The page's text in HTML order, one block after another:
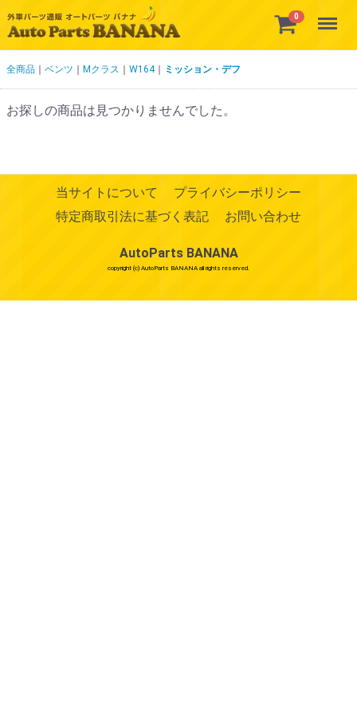
0 Menu
全商品 ベンツ Mクラス W164 ミッション・デフ
お探しの商品は見つかりませんでした。
当サイトについて
プライバシーポリシー
特定商取引法に基づく表記
お問い合わせ
AutoParts BANANA
copyright (c) AutoParts BANANA all rights reserved.